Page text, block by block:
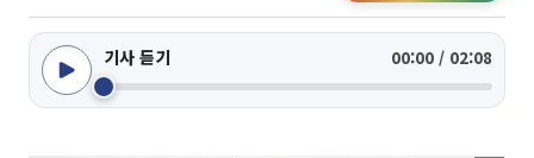
기사 듣기 00:00 / 02:08